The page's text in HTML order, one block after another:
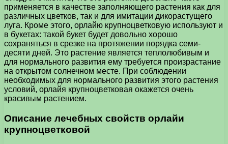
применяется в качестве заполняющего растения как для
различных цветков, так и для имитации дикорастущего
луга. Кроме этого, орлайю крупноцветковую используют и
в букетах: такой букет будет довольно хорошо
сохраняться в срезке на протяжении порядка семи-
десяти дней. Это растение является теплолюбивым и
для нормального развития ему требуется произрастание
на открытом солнечном месте. При соблюдении
необходимых для нормального развития этого растения
условий, орлайя крупноцветковая окажется очень
красивым растением.
Описание лечебных свойств орлайи
крупноцветковой